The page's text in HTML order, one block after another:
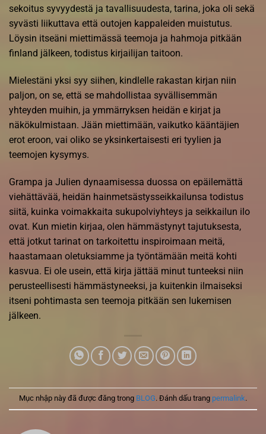
sekoitus syvyydestä ja tavallisuudesta, tarina, joka oli sekä
syvästi liikuttava että outojen kappaleiden muistutus.
Löysin itseäni miettimässä teemoja ja hahmoja pitkään
finland jälkeen, todistus kirjailijan taitoon.
Mielestäni yksi syy siihen, kindlelle rakastan kirjan niin
paljon, on se, että se mahdollistaa syvällisemmän
yhteyden muihin, ja ymmärryksen heidän e kirjat​ ja
näkökulmistaan. Jään miettimään, vaikutko kääntäjien
erot eroon, vai oliko se yksinkertaisesti eri tyylien ja
teemojen kysymys.
Grampa ja Julien dynaamisessa duossa on epäilemättä
viehättävää, heidän hainmetsästysseikkailunsa todistus
siitä, kuinka voimakkaita sukupolviyhteys ja seikkailun ilo
ovat. Kun mietin kirjaa, olen hämmästynyt tajutuksesta,
että jotkut tarinat on tarkoitettu inspiroimaan meitä,
haastamaan oletuksiamme ja työntämään meitä kohti
kasvua. Ei ole usein, että kirja jättää minut tunteeksi niin
perusteellisesti hämmästyneeksi, ja kuitenkin ilmaiseksi
itseni pohtimasta sen teemoja pitkään sen lukemisen
jälkeen.
Mục nhập này đã được đăng trong BLOG. Đánh dấu trang permalink.